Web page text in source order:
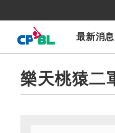
最新消息
7-ELEVEn獅
樂天桃猿富邦悍將 味全龍 台鋼
樂天桃猿二